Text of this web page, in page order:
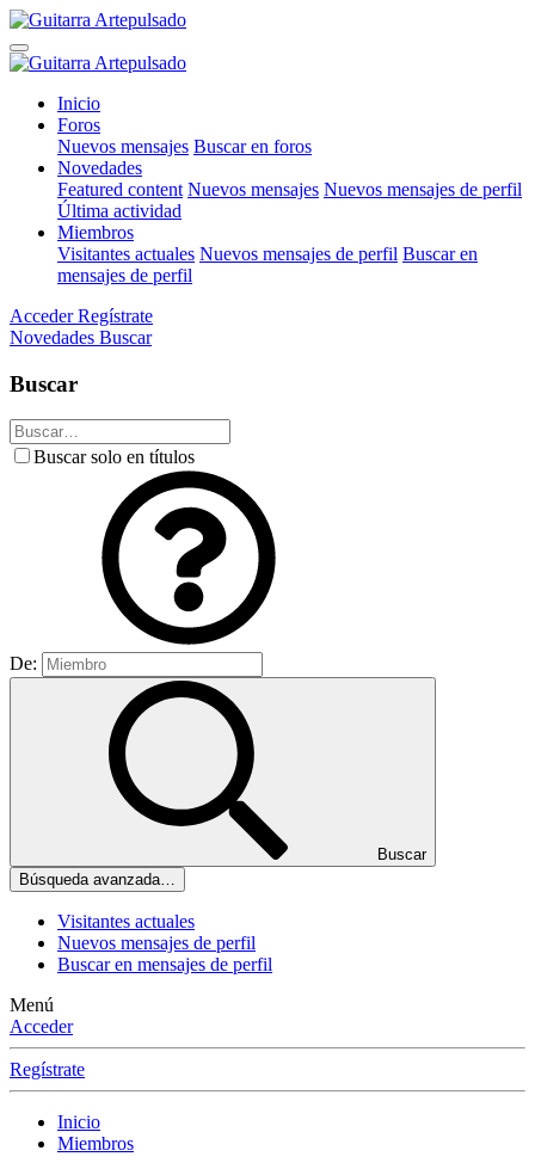
Inicio
Foros
Nuevos mensajes Buscar en foros
Novedades
Featured content Nuevos mensajes Nuevos mensajes de perfil
Última actividad
Miembros
Visitantes actuales Nuevos mensajes de perfil Buscar en
mensajes de perfil
Acceder Regístrate
Novedades Buscar
Buscar
Buscar solo en títulos
De:
Buscar
Búsqueda avanzada…
Visitantes actuales
Nuevos mensajes de perfil
Buscar en mensajes de perfil
Menú
Acceder
Regístrate
Inicio
Miembros